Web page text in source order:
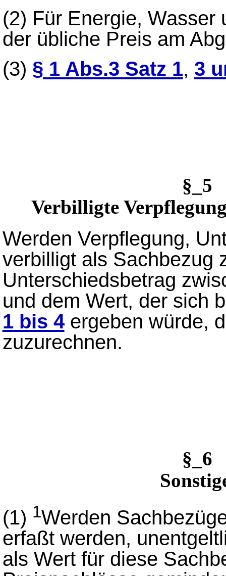
(2) Für Energie, Wasser
der übliche Preis am
(3) § 1 Abs.3 Satz 1, 3
§_5
Verbilligte
Werden Verpflegung,
verbilligt als Sachbezug
Unterschiedsbetrag
und dem Wert, der sich
1 bis 4ergeben würde,
zuzurechnen.
§_6
(1) 1Werden
erfaßt werden,
als Wert für diese